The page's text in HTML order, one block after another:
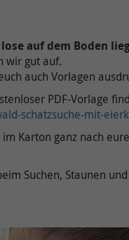
lose auf dem Boden
wir gut auf.
auch Vorlagen
PDF‑Vorlage
schatzsuche-mit-
Karton ganz nach
Suchen, Staunen